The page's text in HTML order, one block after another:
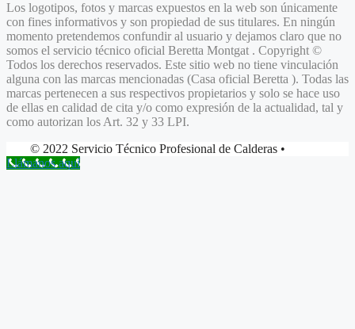
Los logotipos, fotos y marcas expuestos en la web son únicamente
con fines informativos y son propiedad de sus titulares. En ningún
momento pretendemos confundir al usuario y dejamos claro que no
somos el servicio técnico oficial Beretta Montgat . Copyright ©
Todos los derechos reservados. Este sitio web no tiene vinculación
alguna con las marcas mencionadas (Casa oficial Beretta ). Todas las
marcas pertenecen a sus respectivos propietarios y solo se hace uso
de ellas en calidad de cita y/o como expresión de la actualidad, tal y
como autorizan los Art. 32 y 33 LPI.
© 2022 Servicio Técnico Profesional de Calderas •
Llámanos aquí